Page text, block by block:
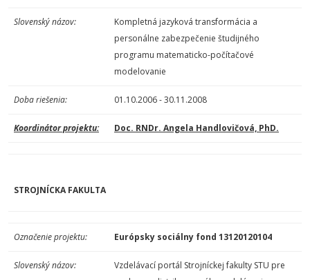
Slovenský názov:
Kompletná jazyková transformácia a
personálne zabezpečenie študijného
programu matematicko-počítačové
modelovanie
Doba riešenia: 01.10.2006 - 30.11.2008
Koordinátor projektu: Doc. RNDr. Angela Handlovičová, PhD.
STROJNÍCKA FAKULTA
Označenie projektu: Európsky sociálny fond 13120120104
Slovenský názov:
Vzdelávací portál Strojníckej fakulty STU pre